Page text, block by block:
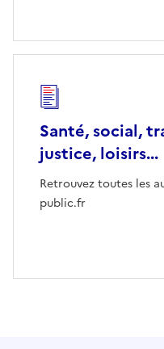
Santé, social,
justice, loisirs...
Retrouvez toutes les
public.fr